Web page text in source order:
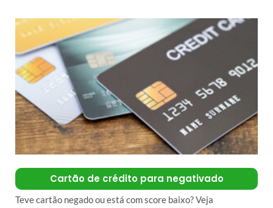
Cartão de crédito para negativado
Teve cartão negado ou está com score baixo? Veja